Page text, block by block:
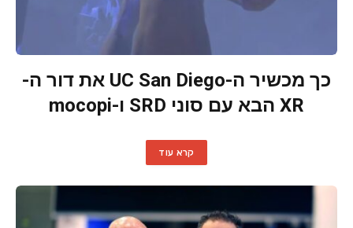
כך מכשיר ה-UC San Diego את דור ה-
XR הבא עם סוני SRD ו-mocopi
קרא עוד